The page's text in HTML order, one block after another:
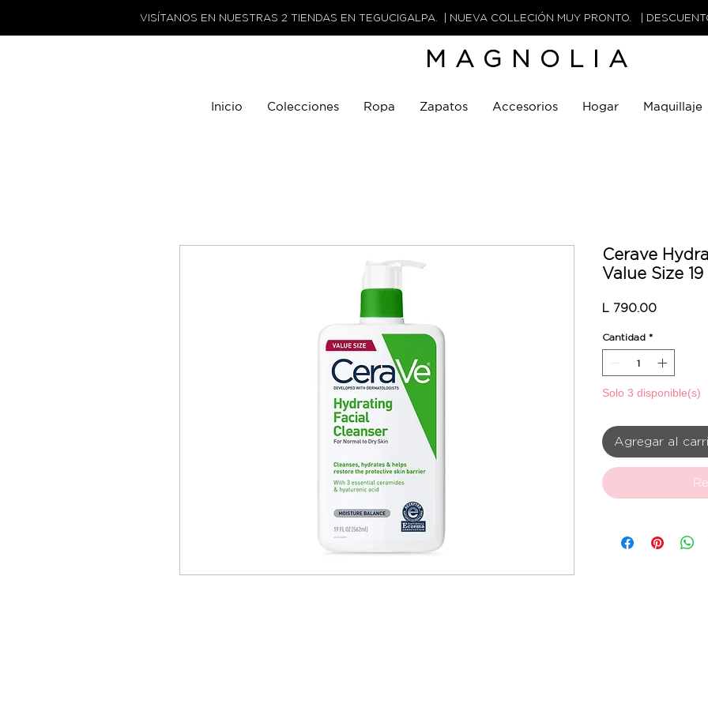
VISÍTANOS EN NUESTRAS 2 TIENDAS EN TEGUCIGALPA. | NUEVA COLLECIÓN MUY PRONTO. |
MAGNOLIA
Inicio Colecciones Ropa Zapatos Accesorios Hogar Maquillaje
Cerave
Value Size 19
L 790.00Precio
Cantidad *
Solo 3 disponible(s)
Agregar al